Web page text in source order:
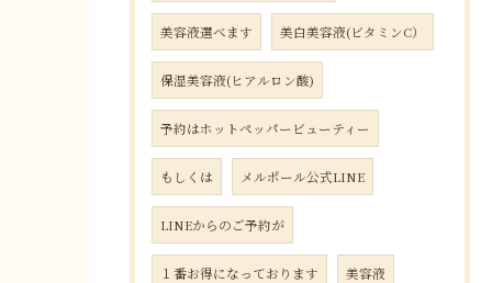
美容液選べます 美白美容液(ビタミンC）
保湿美容液(ヒアルロン酸)
予約はホットペッパービューティー
もしくは メルポール公式LINE
LINEからのご予約が
１番お得になっております 美容液